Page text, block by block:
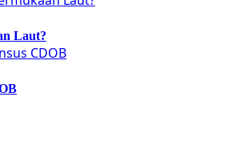
Laut?